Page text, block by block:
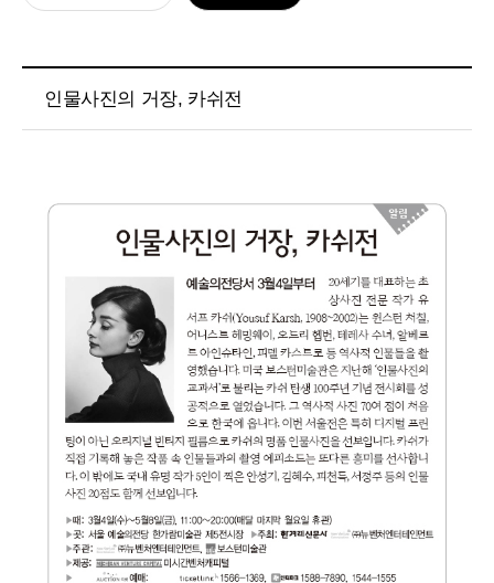
인물사진의 거장, 카쉬전